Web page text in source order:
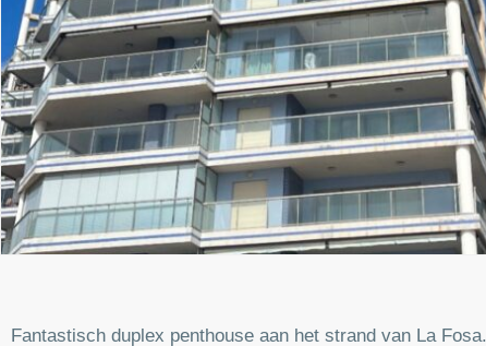
Fantastisch duplex penthouse aan het strand van La